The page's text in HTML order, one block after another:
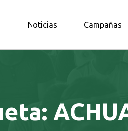
NORTE
Noticias Campañas